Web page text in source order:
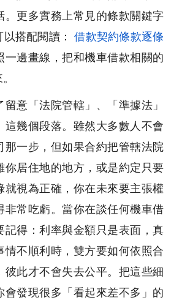
。更多實務上常見的條款關鍵字
搭配閱讀：
借款契約條款逐條
一邊畫線，把和機車借款相關的
意「法院管轄」、「準據法」
這幾個段落。雖然大多數人不會
那一步，但如果合約把管轄法院
你居住地的地方，或是約定只要
就視為正確，你在未來要主張權
非常吃虧。當你在談任何機車借
記得：利率與金額只是表面，真
情不順利時，雙方要如何依照合
彼此才不會失去公平。把這些細
會發現很多「看起來差不多」的